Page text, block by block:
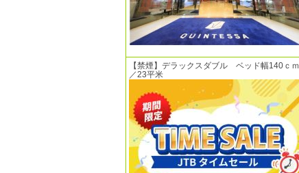
【禁煙】デラックスダブル ベッド幅140ｃｍ
／23平米